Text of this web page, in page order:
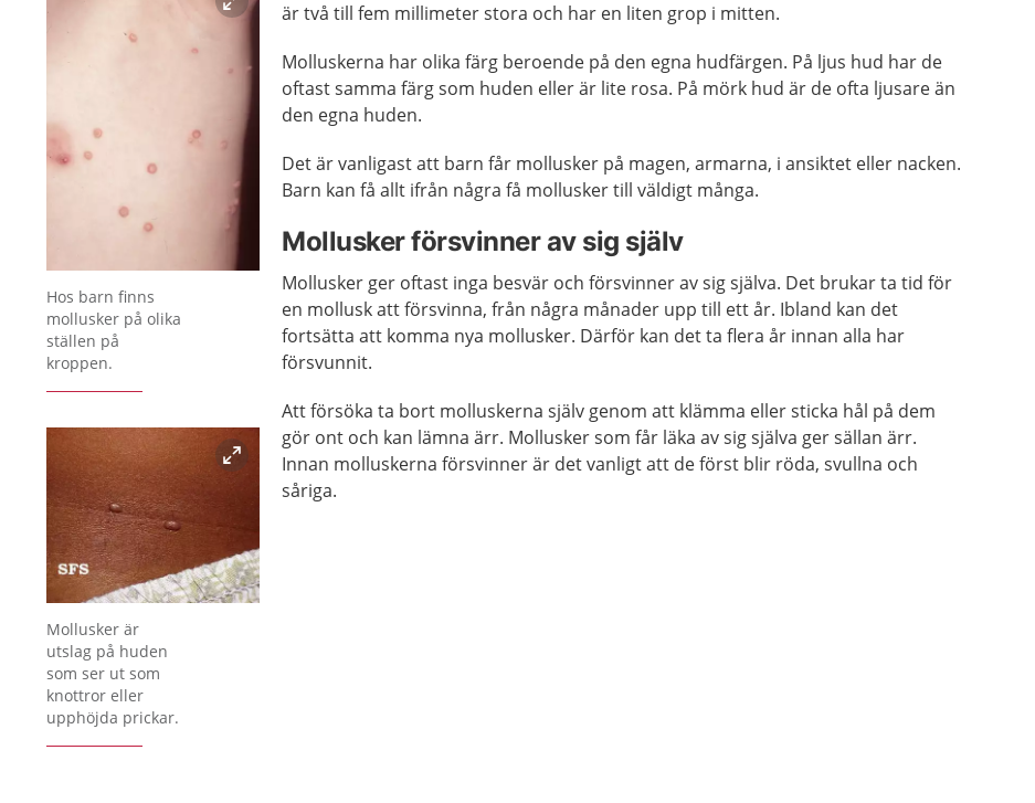
Förstora bilden
Hos barn finns
mollusker på olika
ställen på
kroppen.
Förstora bilden
Mollusker är
utslag på huden
som ser ut som
knottror eller
upphöjda prickar.
är två till fem millimeter stora och har en liten grop i mitten.
Molluskerna har olika färg beroende på den egna hudfärgen. På ljus hud har de
oftast samma färg som huden eller är lite rosa. På mörk hud är de ofta ljusare än
den egna huden.
Det är vanligast att barn får mollusker på magen, armarna, i ansiktet eller nacken.
Barn kan få allt ifrån några få mollusker till väldigt många.
Mollusker försvinner av sig själv
Mollusker ger oftast inga besvär och försvinner av sig själva. Det brukar ta tid för
en mollusk att försvinna, från några månader upp till ett år. Ibland kan det
fortsätta att komma nya mollusker. Därför kan det ta flera år innan alla har
försvunnit.
Att försöka ta bort molluskerna själv genom att klämma eller sticka hål på dem
gör ont och kan lämna ärr. Mollusker som får läka av sig själva ger sällan ärr.
Innan molluskerna försvinner är det vanligt att de först blir röda, svullna och
såriga.